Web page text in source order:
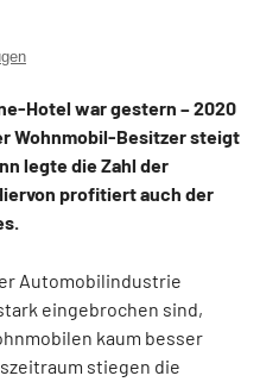
Hotel war gestern – 2020
Wohnmobil-Besitzer steigt
legte die Zahl der
profitiert auch der
Automobilindustrie
eingebrochen sind,
kaum besser
stiegen die